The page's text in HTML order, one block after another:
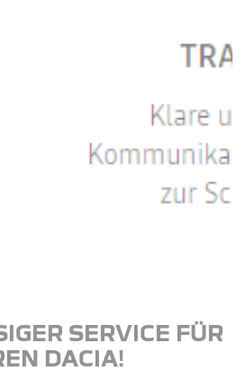
SERVICE FÜR
DACIA!